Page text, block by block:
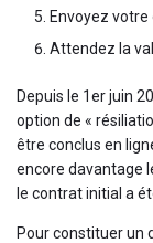
Envoyez votre
Attendez la
Depuis le 1er juin
option de «
être conclus en
encore davantage
le contrat initial a
Pour constituer un